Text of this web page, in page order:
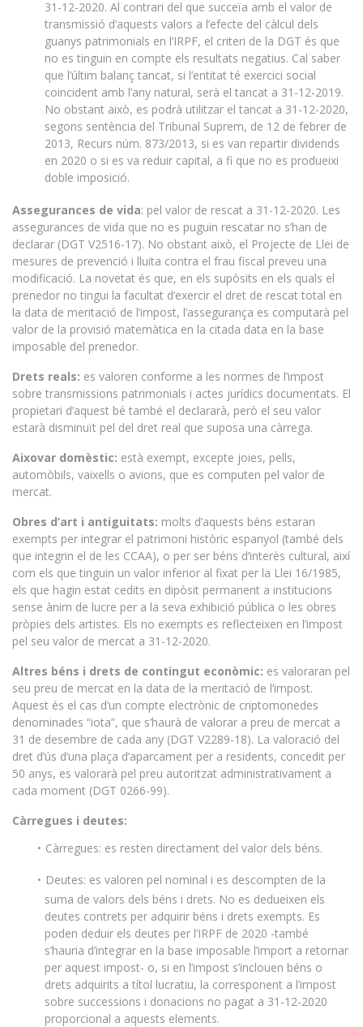
31-12-2020. Al contrari del que succeïa amb el valor de
transmissió d’aquests valors a l’efecte del càlcul dels
guanys patrimonials en l’IRPF, el criteri de la DGT és que
no es tinguin en compte els resultats negatius. Cal saber
que l’últim balanç tancat, si l’entitat té exercici social
coincident amb l’any natural, serà el tancat a 31-12-2019.
No obstant això, es podrà utilitzar el tancat a 31-12-2020,
segons sentència del Tribunal Suprem, de 12 de febrer de
2013, Recurs núm. 873/2013, si es van repartir dividends
en 2020 o si es va reduir capital, a fi que no es produeixi
doble imposició.
Assegurances de vida: pel valor de rescat a 31-12-2020. Les
assegurances de vida que no es puguin rescatar no s’han de
declarar (DGT V2516-17). No obstant això, el Projecte de Llei de
mesures de prevenció i lluita contra el frau fiscal preveu una
modificació. La novetat és que, en els supòsits en els quals el
prenedor no tingui la facultat d’exercir el dret de rescat total en
la data de meritació de l’impost, l’assegurança es computarà pel
valor de la provisió matemàtica en la citada data en la base
imposable del prenedor.
Drets reals: es valoren conforme a les normes de l’impost
sobre transmissions patrimonials i actes jurídics documentats. El
propietari d’aquest bé també el declararà, però el seu valor
estarà disminuït pel del dret real que suposa una càrrega.
Aixovar domèstic: està exempt, excepte joies, pells,
automòbils, vaixells o avions, que es computen pel valor de
mercat.
Obres d’art i antiguitats: molts d’aquests béns estaran
exempts per integrar el patrimoni històric espanyol (també dels
que integrin el de les CCAA), o per ser béns d’interès cultural, així
com els que tinguin un valor inferior al fixat per la Llei 16/1985,
els que hagin estat cedits en dipòsit permanent a institucions
sense ànim de lucre per a la seva exhibició pública o les obres
pròpies dels artistes. Els no exempts es reflecteixen en l’impost
pel seu valor de mercat a 31-12-2020.
Altres béns i drets de contingut econòmic: es valoraran pel
seu preu de mercat en la data de la meritació de l’impost.
Aquest és el cas d’un compte electrònic de criptomonedes
denominades “iota”, que s’haurà de valorar a preu de mercat a
31 de desembre de cada any (DGT V2289-18). La valoració del
dret d’ús d’una plaça d’aparcament per a residents, concedit per
50 anys, es valorarà pel preu autoritzat administrativament a
cada moment (DGT 0266-99).
Càrregues i deutes:
Càrregues: es resten directament del valor dels béns.
Deutes: es valoren pel nominal i es descompten de la
suma de valors dels béns i drets. No es dedueixen els
deutes contrets per adquirir béns i drets exempts. Es
poden deduir els deutes per l’IRPF de 2020 -també
s’hauria d’integrar en la base imposable l’import a retornar
per aquest impost- o, si en l’impost s’inclouen béns o
drets adquirits a títol lucratiu, la corresponent a l’impost
sobre successions i donacions no pagat a 31-12-2020
proporcional a aquests elements.